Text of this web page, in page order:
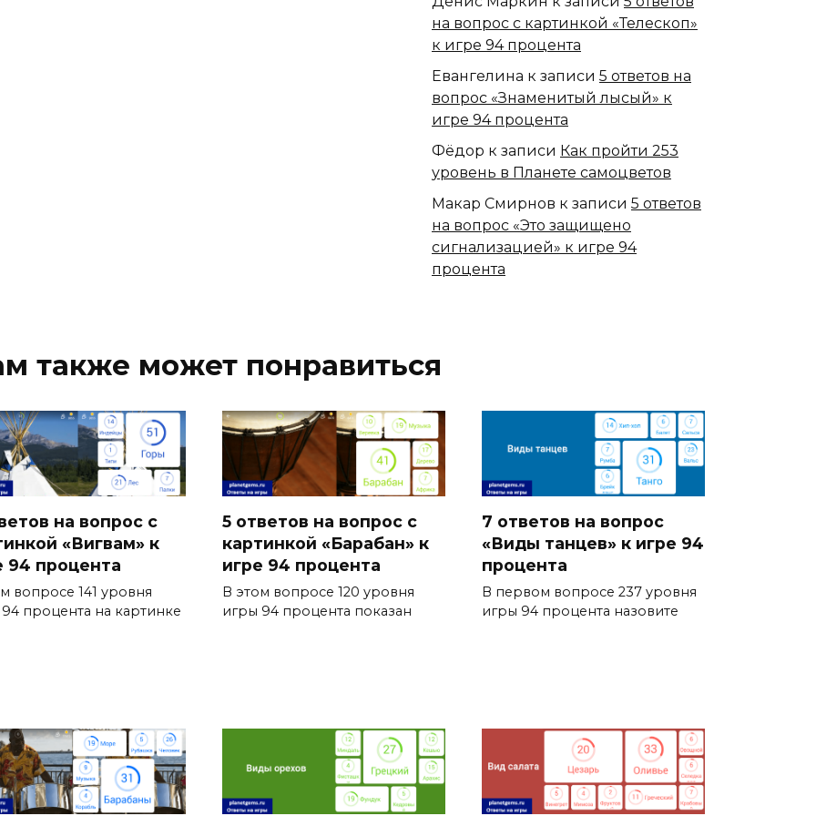
на вопрос с картинкой «Телескоп»
к игре 94 процента
Евангелина к записи 5 ответов на
вопрос «Знаменитый лысый» к
игре 94 процента
Фёдор к записи Как пройти 253
уровень в Планете самоцветов
Макар Смирнов к записи 5 ответов
на вопрос «Это защищено
сигнализацией» к игре 94
процента
также может понравиться
на вопрос с
«Вигвам» к
94 процента
вопросе 141 уровня
процента на картинке
5 ответов на вопрос с
картинкой «Барабан» к
игре 94 процента
В этом вопросе 120 уровня
игры 94 процента показан
7 ответов на вопрос
«Виды танцев» к игре 94
процента
В первом вопросе 237 уровня
игры 94 процента назовите